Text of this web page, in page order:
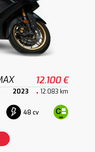
12.100 €
2023 12.083 km
48 cv